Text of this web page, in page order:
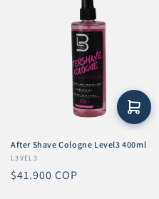
After Shave Cologne Level3 400ml
Proveedor:
L3VEL3
Precio
$41.900 COP